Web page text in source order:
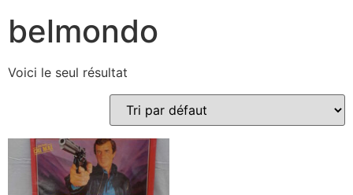
belmondo
Voici le seul résultat